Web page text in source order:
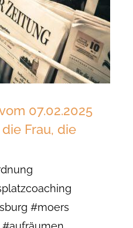
07.02.2025
Frau, die
#moers